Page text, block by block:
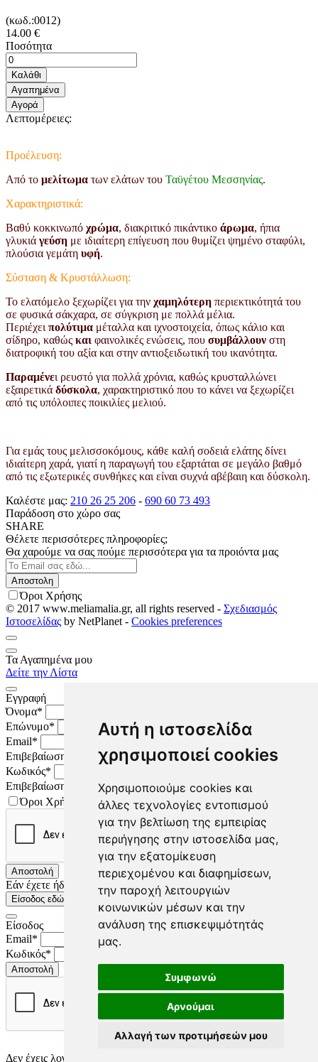
Αυτή η ιστοσελίδα
χρησιμοποιεί cookies
Χρησιμοποιούμε cookies και
άλλες τεχνολογίες εντοπισμού
για την βελτίωση της εμπειρίας
περιήγησης στην ιστοσελίδα μας,
για την εξατομίκευση
περιεχομένου και διαφημίσεων,
την παροχή λειτουργιών
κοινωνικών μέσων και την
ανάλυση της επισκεψιμότητάς
μας.
Συμφωνώ
Αρνούμαι
Αλλαγή των προτιμήσεών μου
(κωδ.:0012)
14.00 €
Ποσότητα
Καλάθι
Αγαπημένα
Αγορά
Λεπτομέρειες:
Προέλευση:
Από το μελίτωμα των ελάτων του Ταϋγέτου Μεσσηνίας.
Χαρακτηριστικά:
Βαθύ κοκκινωπό χρώμα, διακριτικό πικάντικο άρωμα, ήπια
γλυκιά γεύση με ιδιαίτερη επίγευση που θυμίζει ψημένο σταφύλι,
πλούσια γεμάτη υφή.
Σύσταση & Κρυστάλλωση:
Το ελατόμελο ξεχωρίζει για την χαμηλότερη περιεκτικότητά του
σε φυσικά σάκχαρα, σε σύγκριση με πολλά μέλια.
Περιέχει πολύτιμα μέταλλα και ιχνοστοιχεία, όπως κάλιο και
σίδηρο, καθώς και φαινολικές ενώσεις, που συμβάλλουν στη
διατροφική του αξία και στην αντιοξειδωτική του ικανότητα.
Παραμένει ρευστό για πολλά χρόνια, καθώς κρυσταλλώνει
εξαιρετικά δύσκολα, χαρακτηριστικό που το κάνει να ξεχωρίζει
από τις υπόλοιπες ποικιλίες μελιού.
Για εμάς τους μελισσοκόμους, κάθε καλή σοδειά ελάτης δίνει
ιδιαίτερη χαρά, γιατί η παραγωγή του εξαρτάται σε μεγάλο βαθμό
από τις εξωτερικές συνθήκες και είναι συχνά αβέβαιη και δύσκολη.
Καλέστε μας: 210 26 25 206 - 690 60 73 493
Παράδοση στο χώρο σας
SHARE
Θέλετε περισσότερες πληροφορίες;
Θα χαρούμε να σας πούμε περισσότερα για τα προιόντα μας
Όροι Χρήσης
© 2017 www.meliamalia.gr, all rights reserved - Σχεδιασμός
Ιστοσελίδας by NetPlanet - Cookies preferences
Τα Αγαπημένα μου
Δείτε την Λίστα
Εγγραφή
Όνομα*
Επώνυμο*
Email*
Επιβεβαίωση Email*
Κωδικός*
Επιβεβαίωση κωδικού*
Όροι Χρήσης
Αποστολή
Εάν έχετε ήδη λογαριασμό
Είσοδος εδώ
Είσοδος
Email*
Κωδικός*
Αποστολή
Ξεχάσατε τον Κωδικό σας;
Δεν έχεις λογαριασμό, κάνε